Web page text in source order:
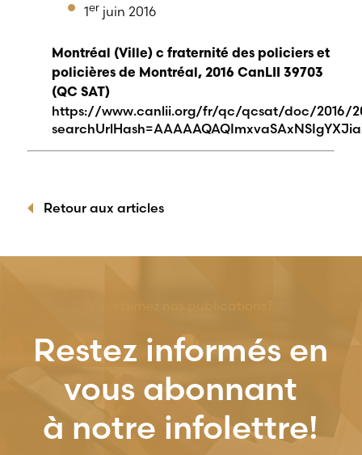
1erjuin 2016
Montréal (Ville) c fraternité des policiers et
policières de Montréal, 2016 CanLII 39703
(QC SAT)
https://www.canlii.org/fr/qc/qcsat/doc/2016/
Retour aux articles
Restez informés en
vous abonnant
à notre infolettre!